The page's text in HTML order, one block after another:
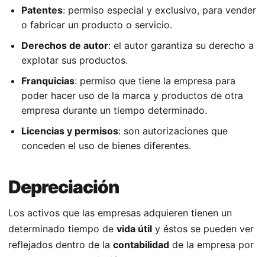
Patentes: permiso especial y exclusivo, para vender
o fabricar un producto o servicio.
Derechos de autor: el autor garantiza su derecho a
explotar sus productos.
Franquicias: permiso que tiene la empresa para
poder hacer uso de la marca y productos de otra
empresa durante un tiempo determinado.
Licencias y permisos: son autorizaciones que
conceden el uso de bienes diferentes.
Depreciación
Los activos que las empresas adquieren tienen un
determinado tiempo de vida útil y éstos se pueden ver
reflejados dentro de la contabilidad de la empresa por